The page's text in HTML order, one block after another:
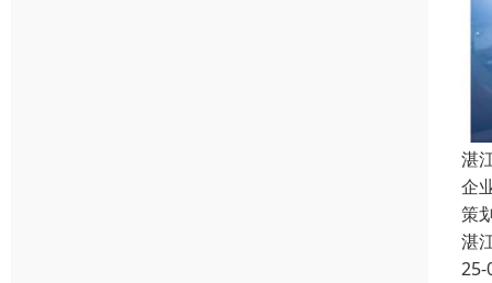
湛
企
策
湛
25-